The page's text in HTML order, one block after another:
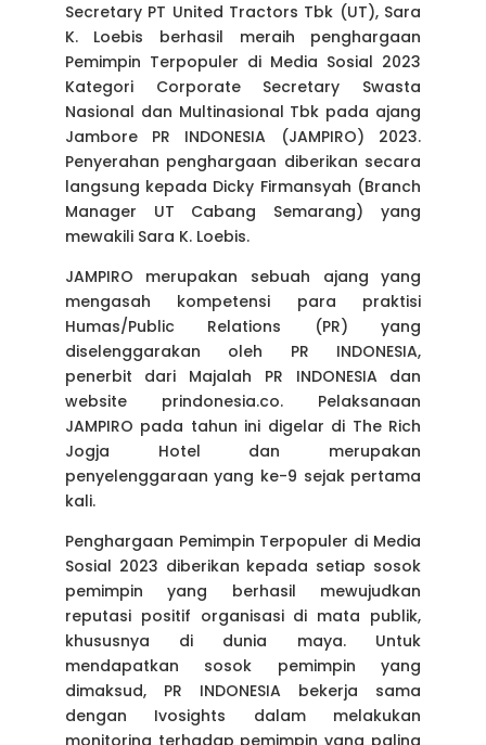
Secretary PT United Tractors Tbk (UT), Sara
K. Loebis berhasil meraih penghargaan
Pemimpin Terpopuler di Media Sosial 2023
Kategori Corporate Secretary Swasta
Nasional dan Multinasional Tbk pada ajang
Jambore PR INDONESIA (JAMPIRO) 2023.
Penyerahan penghargaan diberikan secara
langsung kepada Dicky Firmansyah (Branch
Manager UT Cabang Semarang) yang
mewakili Sara K. Loebis.
JAMPIRO merupakan sebuah ajang yang
mengasah kompetensi para praktisi
Humas/Public Relations (PR) yang
diselenggarakan oleh PR INDONESIA,
penerbit dari Majalah PR INDONESIA dan
website prindonesia.co. Pelaksanaan
JAMPIRO pada tahun ini digelar di The Rich
Jogja Hotel dan merupakan
penyelenggaraan yang ke-9 sejak pertama
kali.
Penghargaan Pemimpin Terpopuler di Media
Sosial 2023 diberikan kepada setiap sosok
pemimpin yang berhasil mewujudkan
reputasi positif organisasi di mata publik,
khususnya di dunia maya. Untuk
mendapatkan sosok pemimpin yang
dimaksud, PR INDONESIA bekerja sama
dengan Ivosights dalam melakukan